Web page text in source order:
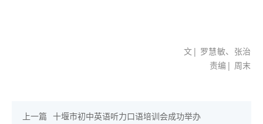
文| 罗慧敏、张治
责编| 周末
上一篇 十堰市初中英语听力口语培训会成功举办